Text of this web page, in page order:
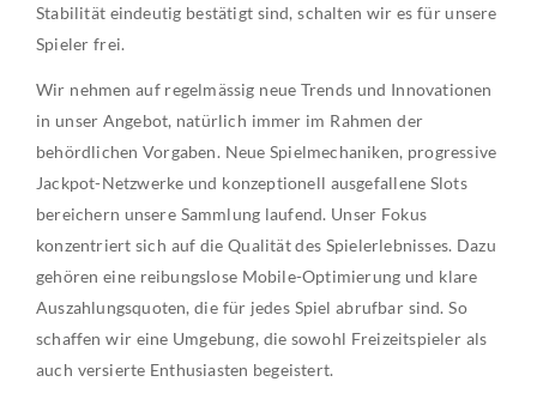
Stabilität eindeutig bestätigt sind, schalten wir es für unsere
Spieler frei.
Wir nehmen auf regelmässig neue Trends und Innovationen
in unser Angebot, natürlich immer im Rahmen der
behördlichen Vorgaben. Neue Spielmechaniken, progressive
Jackpot-Netzwerke und konzeptionell ausgefallene Slots
bereichern unsere Sammlung laufend. Unser Fokus
konzentriert sich auf die Qualität des Spielerlebnisses. Dazu
gehören eine reibungslose Mobile-Optimierung und klare
Auszahlungsquoten, die für jedes Spiel abrufbar sind. So
schaffen wir eine Umgebung, die sowohl Freizeitspieler als
auch versierte Enthusiasten begeistert.